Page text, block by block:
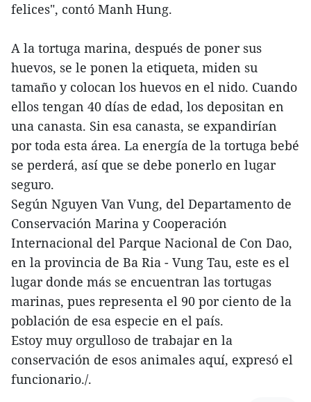
felices", contó Manh Hung.
A la tortuga marina, después de poner sus
huevos, se le ponen la etiqueta, miden su
tamaño y colocan los huevos en el nido. Cuando
ellos tengan 40 días de edad, los depositan en
una canasta. Sin esa canasta, se expandirían
por toda esta área. La energía de la tortuga bebé
se perderá, así que se debe ponerlo en lugar
seguro.
Según Nguyen Van Vung, del Departamento de
Conservación Marina y Cooperación
Internacional del Parque Nacional de Con Dao,
en la provincia de Ba Ria - Vung Tau, este es el
lugar donde más se encuentran las tortugas
marinas, pues representa el 90 por ciento de la
población de esa especie en el país.
Estoy muy orgulloso de trabajar en la
conservación de esos animales aquí, expresó el
funcionario./.